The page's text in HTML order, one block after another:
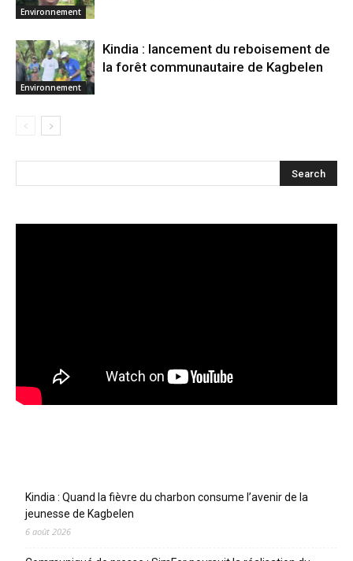
Environnement
Environnement
Kindia : lancement du reboisement de
la forêt communautaire de Kagbelen
Kindia : Quand la fièvre du charbon consume l’avenir de la
jeunesse de Kagbelen
6 août 2026